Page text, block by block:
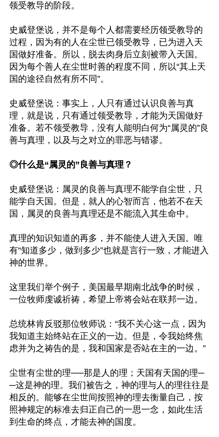
领受教导的阶段。
史威登堡说，并不是每个人都需要经历领受教导的
过程，因为有的人在尘世已领受教导，已为进入天
国做好准备。所以，脱去肉身后立刻被带入天国。
因为每个善人在尘世时善的程度不同，所以“其上天
国的途径自然有所不同”。
史威登堡说：事实上，人只有通过认识良善与真
理，就是说，只有通过领受教导，才能为天国做好
准备。若不领受教导，没有人能明白何为“属灵的”良
善与真理，以及与之对立的罪恶与错谬。
◎什么是“属灵的”良善与真理？
史威登堡说：属灵的良善与真理不能学自尘世，只
能学自天国。但是，就人的心智而言，他若不在天
国，属灵的良善与真理还是不能流入其生命中。
真理的知识知道的再多，并不能使人进入天国。唯
有“知道多少，做到多少”也就是言行一致，才能进入
神的世界。
这里我们举个例子，美国最早期南北战争的时候，
一位牧师虔诚祈祷，希望上帝将会站在联邦一边。
总统林肯反驳那位牧师说：“我不关心这一点，因为
我知道主始终站在正义的一边。但是，令我始终焦
虑并为之祷告的是，我和国家是否站在主的一边。”
尘世有尘世的理──那是人的理；天国有天国的理─
─这是神的理。我们被告之，神的理与人的理往往是
相反的。能够在尘世间按照神的理去衡量自己，按
照神规定的标准去归正自己的一思一念，如此生活
到生命的终点，才能去神的国度。